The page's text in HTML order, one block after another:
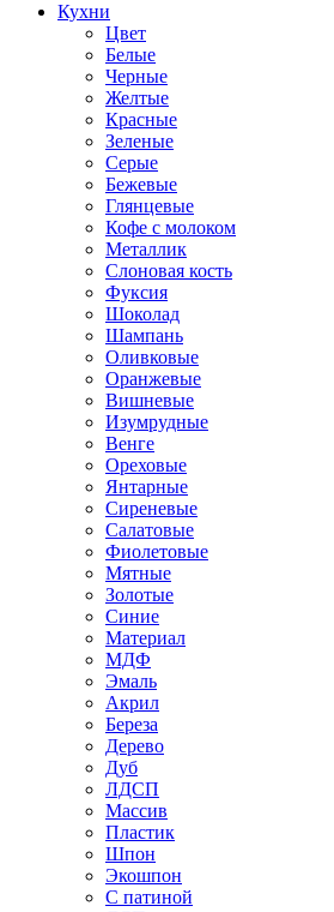
Кухни
Цвет
Белые
Черные
Желтые
Красные
Зеленые
Серые
Бежевые
Глянцевые
Кофе с молоком
Металлик
Слоновая кость
Фуксия
Шоколад
Шампань
Оливковые
Оранжевые
Вишневые
Изумрудные
Венге
Ореховые
Янтарные
Сиреневые
Салатовые
Фиолетовые
Мятные
Золотые
Синие
Материал
МДФ
Эмаль
Акрил
Береза
Дерево
Дуб
ЛДСП
Массив
Пластик
Шпон
Экошпон
С патиной